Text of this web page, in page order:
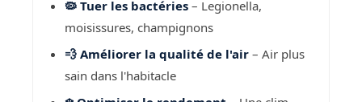
🦠 Tuer les bactéries – Legionella,
moisissures, champignons
💨 Améliorer la qualité de l'air – Air plus
sain dans l'habitacle